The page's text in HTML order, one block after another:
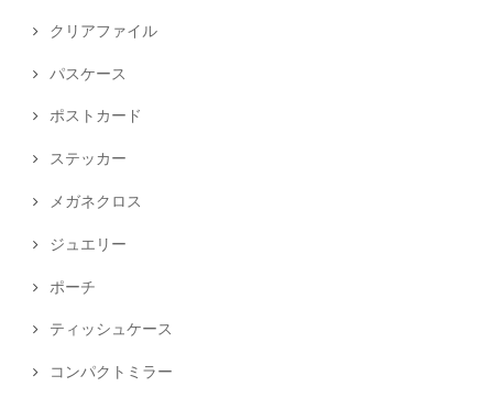
クリアファイル
パスケース
ポストカード
ステッカー
メガネクロス
ジュエリー
ポーチ
ティッシュケース
コンパクトミラー